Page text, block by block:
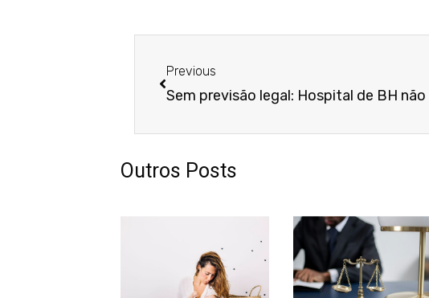
Previous
Outros Posts